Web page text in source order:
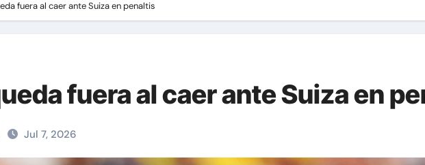
fuera al caer ante Suiza en penaltis
fuera al caer ante Suiza en
Jul 7, 2026